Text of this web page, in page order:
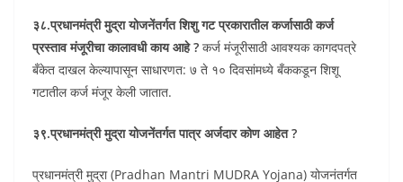
३८.प्रधानमंत्री मुद्रा योजनेंतर्गत शिशु गट प्रकारातील कर्जासाठी कर्ज
प्रस्ताव मंजूरीचा कालावधी काय आहे ? कर्ज मंजूरीसाठी आवश्यक कागदपत्रे
बँकेत दाखल केल्यापासून साधारणत: ७ ते १० दिवसांमध्ये बँककडून शिशू
गटातील कर्ज मंजूर केली जातात.
३९.प्रधानमंत्री मुद्रा योजनेंतर्गत पात्र अर्जदार कोण आहेत ?
प्रधानमंत्री मुद्रा (Pradhan Mantri MUDRA Yojana) योजनंतर्गत